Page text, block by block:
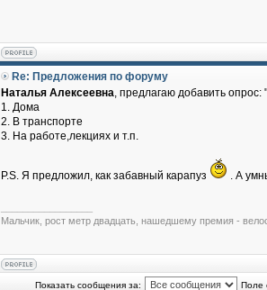
Re: Предложения по форуму
Наталья Алексеевна, предлагаю добавить
1. Дома
2. В транспорте
3. На работе,лекциях и т.п.
P.S. Я предложил, как забавный карапуз . А
Мальчик, рост метр двадцать, нашедшему премия -
Показать сообщения за: Поле